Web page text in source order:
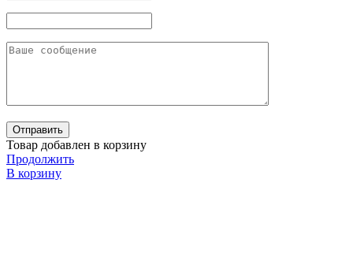
Товар добавлен в корзину
Продолжить
В корзину